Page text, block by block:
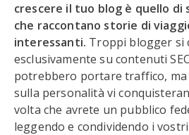
crescere il tuo blog è quello di
che raccontano storie di
interessanti. Troppi blogger si
esclusivamente su contenuti
potrebbero portare traffico,
sulla personalità vi
volta che avrete un pubblico
leggendo e condividendo i